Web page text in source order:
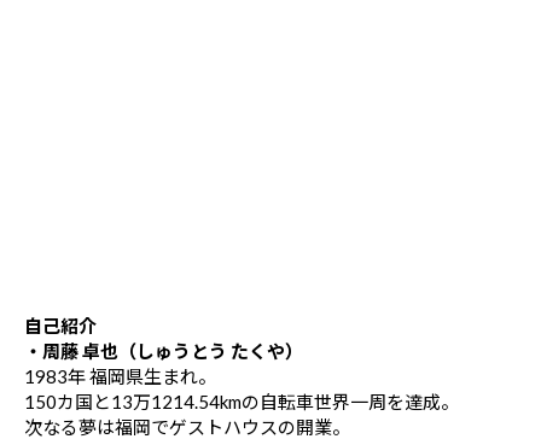
自己紹介
・周藤 卓也（しゅうとう たくや）
1983年 福岡県生まれ。
150カ国と13万1214.54kmの自転車世界一周を達成。
次なる夢は福岡でゲストハウスの開業。